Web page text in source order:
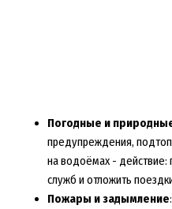
Погодные и
предупреждения,
на водоёмах -
служб и отложить
Пожары и задымление